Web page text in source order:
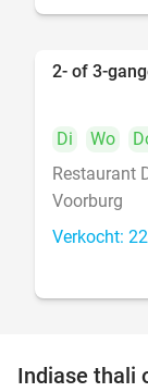
food
2- of 3-
Di Wo
Restaurant
Voorburg
Verkocht:
Indiase thali